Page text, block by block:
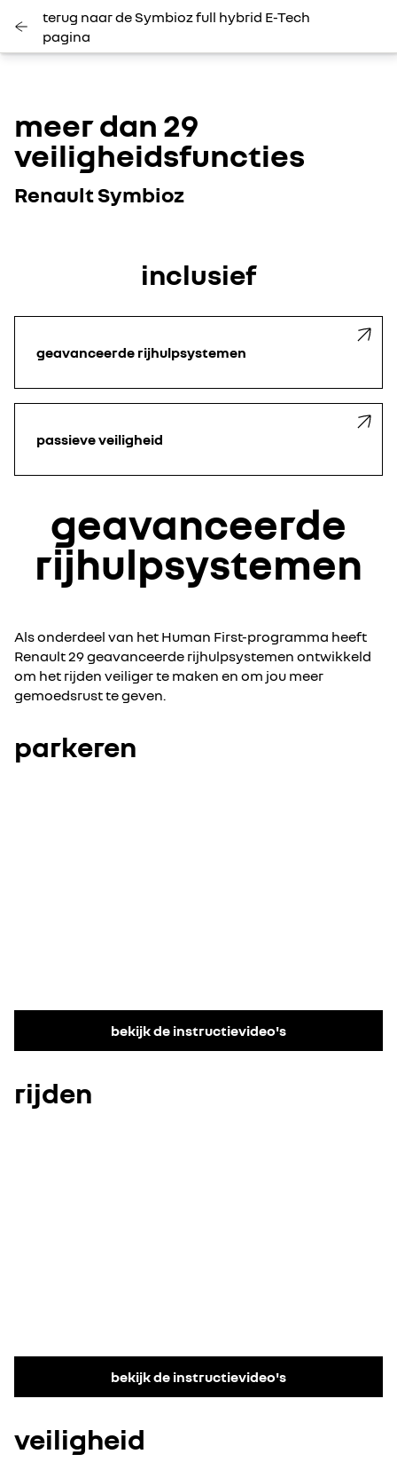
terug naar de Symbioz full hybrid E-Tech
pagina
meer dan 29
veiligheidsfuncties
Renault Symbioz
inclusief
geavanceerde rijhulpsystemen
passieve veiligheid
geavanceerde
rijhulpsystemen
Als onderdeel van het Human First-programma heeft
Renault 29 geavanceerde rijhulpsystemen ontwikkeld
om het rijden veiliger te maken en om jou meer
gemoedsrust te geven.
parkeren
bekijk de instructievideo's
rijden
bekijk de instructievideo's
veiligheid